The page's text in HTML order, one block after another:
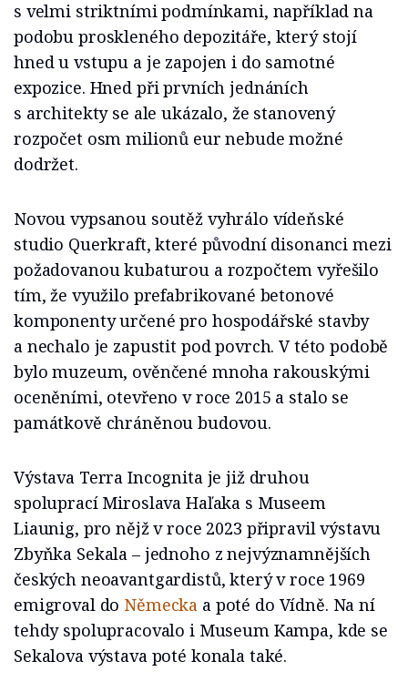
s velmi striktními podmínkami, například na
podobu proskleného depozitáře, který stojí
hned u vstupu a je zapojen i do samotné
expozice. Hned při prvních jednáních
s architekty se ale ukázalo, že stanovený
rozpočet osm milionů eur nebude možné
dodržet.
Novou vypsanou soutěž vyhrálo vídeňské
studio Querkraft, které původní disonanci mezi
požadovanou kubaturou a rozpočtem vyřešilo
tím, že využilo prefabrikované betonové
komponenty určené pro hospodářské stavby
a nechalo je zapustit pod povrch. V této podobě
bylo muzeum, ověnčené mnoha rakouskými
oceněními, otevřeno v roce 2015 a stalo se
památkově chráněnou budovou.
Výstava Terra Incognita je již druhou
spoluprací Miroslava Haľaka s Museem
Liaunig, pro nějž v roce 2023 připravil výstavu
Zbyňka Sekala – jednoho z nejvýznamnějších
českých neoavantgardistů, který v roce 1969
emigroval do Německa a poté do Vídně. Na ní
tehdy spolupracovalo i Museum Kampa, kde se
Sekalova výstava poté konala také.